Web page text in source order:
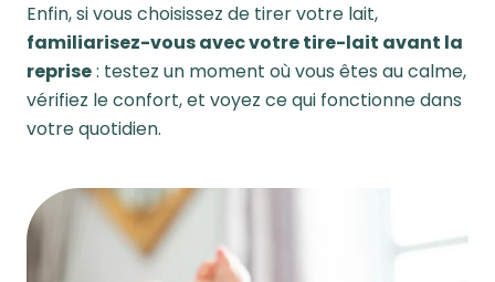
Enfin, si vous choisissez de tirer votre lait,
familiarisez-vousavec votre tire-lait avant la
reprise: testez un moment où vous êtes au calme,
vérifiez le confort, et voyez ce qui fonctionne dans
votre quotidien.